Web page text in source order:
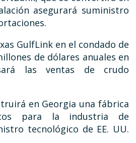
asegurará suministro
GulfLink en el condado de
de dólares anuales en
las ventas de crudo
en Georgia una fábrica
para la industria de
tecnológico de EE. UU.